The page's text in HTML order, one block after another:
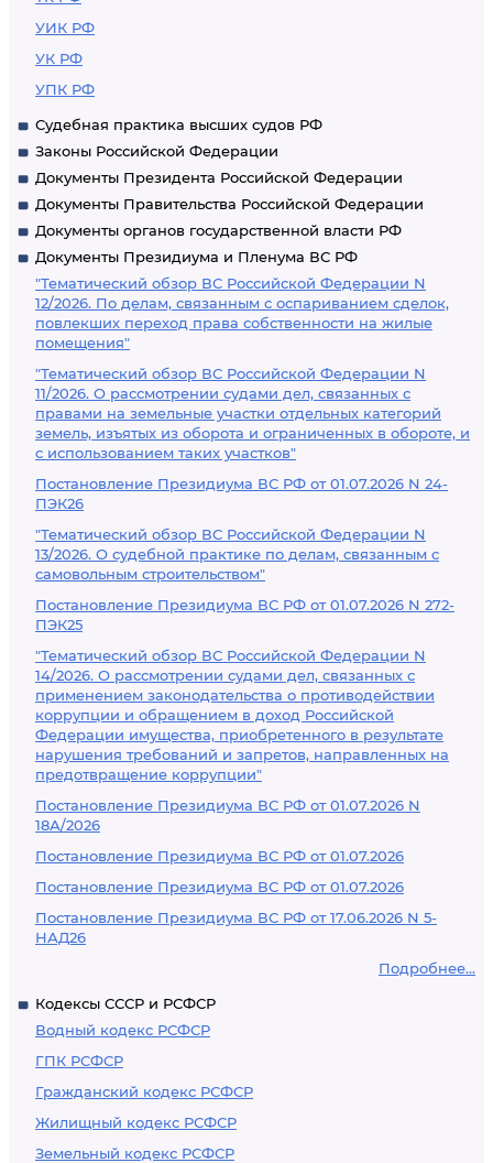
УИК РФ
УК РФ
УПК РФ
Судебная практика высших судов РФ
Законы Российской Федерации
Документы Президента Российской Федерации
Документы Правительства Российской Федерации
Документы органов государственной власти РФ
Документы Президиума и Пленума ВС РФ
"Тематический обзор ВС Российской Федерации N
12/2026. По делам, связанным с оспариванием сделок,
повлекших переход права собственности на жилые
помещения"
"Тематический обзор ВС Российской Федерации N
11/2026. О рассмотрении судами дел, связанных с
правами на земельные участки отдельных категорий
земель, изъятых из оборота и ограниченных в обороте, и
с использованием таких участков"
Постановление Президиума ВС РФ от 01.07.2026 N 24-
ПЭК26
"Тематический обзор ВС Российской Федерации N
13/2026. О судебной практике по делам, связанным с
самовольным строительством"
Постановление Президиума ВС РФ от 01.07.2026 N 272-
ПЭК25
"Тематический обзор ВС Российской Федерации N
14/2026. О рассмотрении судами дел, связанных с
применением законодательства о противодействии
коррупции и обращением в доход Российской
Федерации имущества, приобретенного в результате
нарушения требований и запретов, направленных на
предотвращение коррупции"
Постановление Президиума ВС РФ от 01.07.2026 N
18А/2026
Постановление Президиума ВС РФ от 01.07.2026
Постановление Президиума ВС РФ от 01.07.2026
Постановление Президиума ВС РФ от 17.06.2026 N 5-
НАД26
Подробнее...
Кодексы СССР и РСФСР
Водный кодекс РСФСР
ГПК РСФСР
Гражданский кодекс РСФСР
Жилищный кодекс РСФСР
Земельный кодекс РСФСР